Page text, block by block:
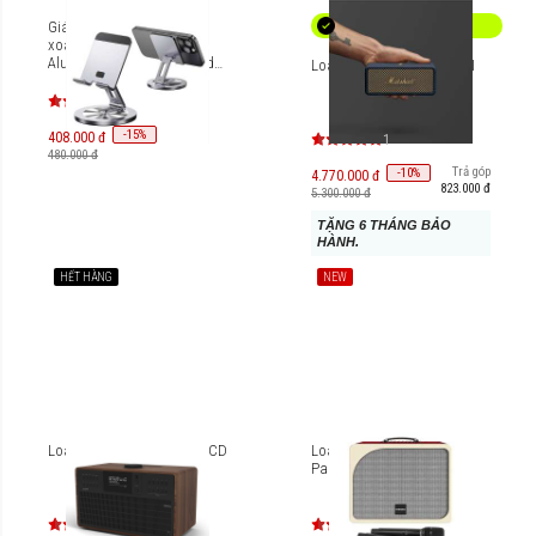
Giá đỡ cao cấp Innostyle
xoay 360 FlexView
Aluminum Rotating Stand
AS-S1
408.000 đ -15%
480.000 đ
Loa Marshall Emberton III
1
4.770.000 đ -10%
5.300.000 đ
Trả góp
823.000 đ
TẶNG 6 THÁNG BẢO
HÀNH.
HẾT HÀNG
Loa Bluetooth Revo SuperCD
NEW
Loa Karaoke di động
Paramax Evox